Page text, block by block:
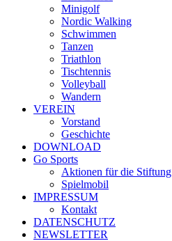
Minigolf
Nordic Walking
Schwimmen
Tanzen
Triathlon
Tischtennis
Volleyball
Wandern
VEREIN
Vorstand
Geschichte
DOWNLOAD
Go Sports
Aktionen für die Stiftung
Spielmobil
IMPRESSUM
Kontakt
DATENSCHUTZ
NEWSLETTER